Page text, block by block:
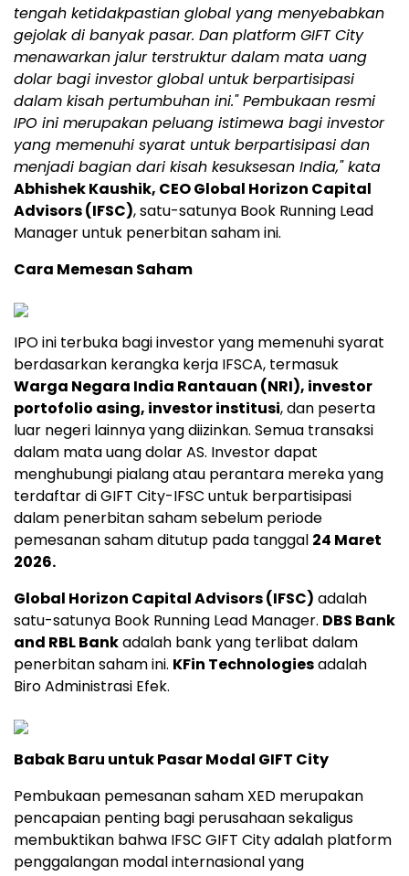
tengah ketidakpastian global yang menyebabkan
gejolak di banyak pasar. Dan platform GIFT City
menawarkan jalur terstruktur dalam mata uang
dolar bagi investor global untuk berpartisipasi
dalam kisah pertumbuhan ini." Pembukaan resmi
IPO ini merupakan peluang istimewa bagi investor
yang memenuhi syarat untuk berpartisipasi dan
menjadi bagian dari kisah kesuksesan India," kata
Abhishek Kaushik, CEO Global Horizon Capital
Advisors (IFSC), satu-satunya Book Running Lead
Manager untuk penerbitan saham ini.
Cara Memesan Saham
IPO ini terbuka bagi investor yang memenuhi syarat
berdasarkan kerangka kerja IFSCA, termasuk
Warga Negara India Rantauan (NRI), investor
portofolio asing, investor institusi, dan peserta
luar negeri lainnya yang diizinkan. Semua transaksi
dalam mata uang dolar AS. Investor dapat
menghubungi pialang atau perantara mereka yang
terdaftar di GIFT City-IFSC untuk berpartisipasi
dalam penerbitan saham sebelum periode
pemesanan saham ditutup pada tanggal 24 Maret
2026.
Global Horizon Capital Advisors (IFSC) adalah
satu-satunya Book Running Lead Manager. DBS Bank
and RBL Bankadalah bank yang terlibat dalam
penerbitan saham ini. KFin Technologiesadalah
Biro Administrasi Efek.
Babak Baru untuk Pasar Modal GIFT City
Pembukaan pemesanan saham XED merupakan
pencapaian penting bagi perusahaan sekaligus
membuktikan bahwa IFSC GIFT City adalah platform
penggalangan modal internasional yang